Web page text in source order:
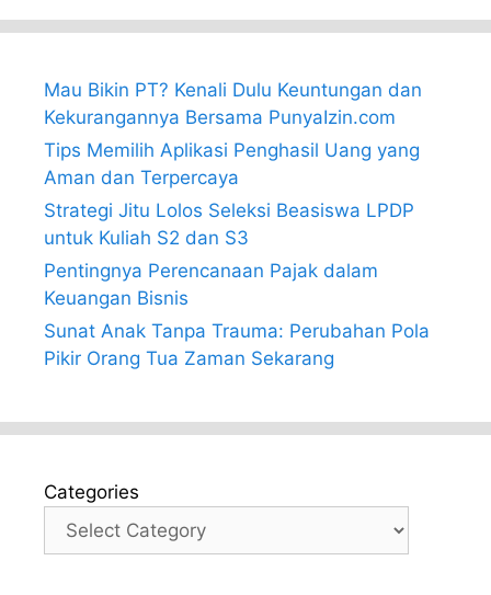
Mau Bikin PT? Kenali Dulu Keuntungan dan
Kekurangannya Bersama PunyaIzin.com
Tips Memilih Aplikasi Penghasil Uang yang
Aman dan Terpercaya
Strategi Jitu Lolos Seleksi Beasiswa LPDP
untuk Kuliah S2 dan S3
Pentingnya Perencanaan Pajak dalam
Keuangan Bisnis
Sunat Anak Tanpa Trauma: Perubahan Pola
Pikir Orang Tua Zaman Sekarang
Categories